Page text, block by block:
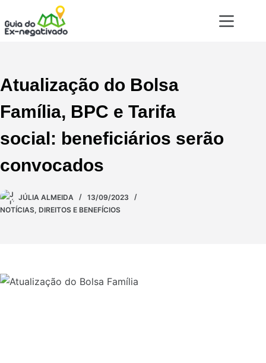
Atualização do Bolsa
Família, BPC e Tarifa
social: beneficiários serão
convocados
JÚLIA ALMEIDA
13/09/2023
NOTÍCIAS, DIREITOS E BENEFÍCIOS